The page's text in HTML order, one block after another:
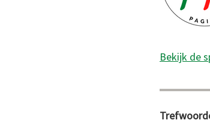
Bekijk de